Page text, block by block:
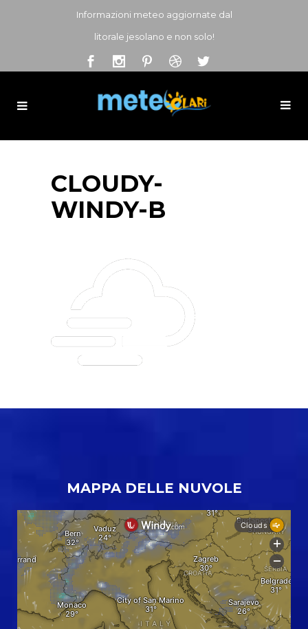
Informazioni meteo aggiornate dal
litorale jesolano e non solo!
CLOUDY-
WINDY-B
MAPPA DELLE NUVOLE